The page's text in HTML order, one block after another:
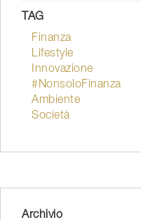
TAG
Finanza
Lifestyle
Innovazione
#NonsoloFinanza
Ambiente
Società
Archivio